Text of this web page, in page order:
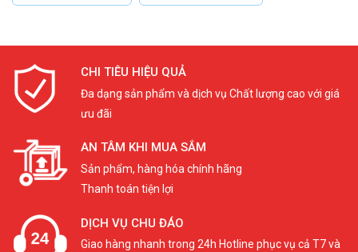
CHI TIÊU HIỆU QUẢ
Đa dạng sản phẩm và dịch vụ Chất lượng cao với giá
ưu đãi
AN TÂM KHI MUA SẮM
Sản phẩm, hàng hóa chính hãng
Thanh toán tiện lợi
DỊCH VỤ CHU ĐÁO
Giao hàng nhanh trong 24h Hotline phục vụ cả T7 và